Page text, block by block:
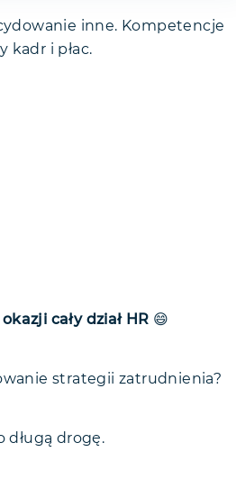
inne. Kompetencje
kadr i płac.
okazji cały dział HR 😄
strategii zatrudnienia?
długą drogę.